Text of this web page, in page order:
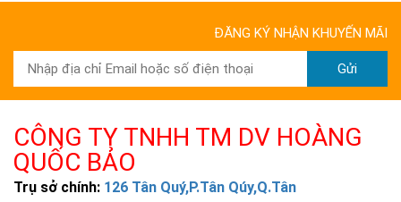
ĐĂNG KÝ NHẬN KHUYẾN MÃI
Gửi
CÔNG TY TNHH TM DV HOÀNG
QUỐC BẢO
Trụ sở chính: 126 Tân Quý,P.Tân Qúy,Q.Tân